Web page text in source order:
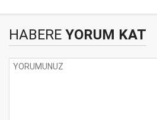
HABERE YORUM KAT